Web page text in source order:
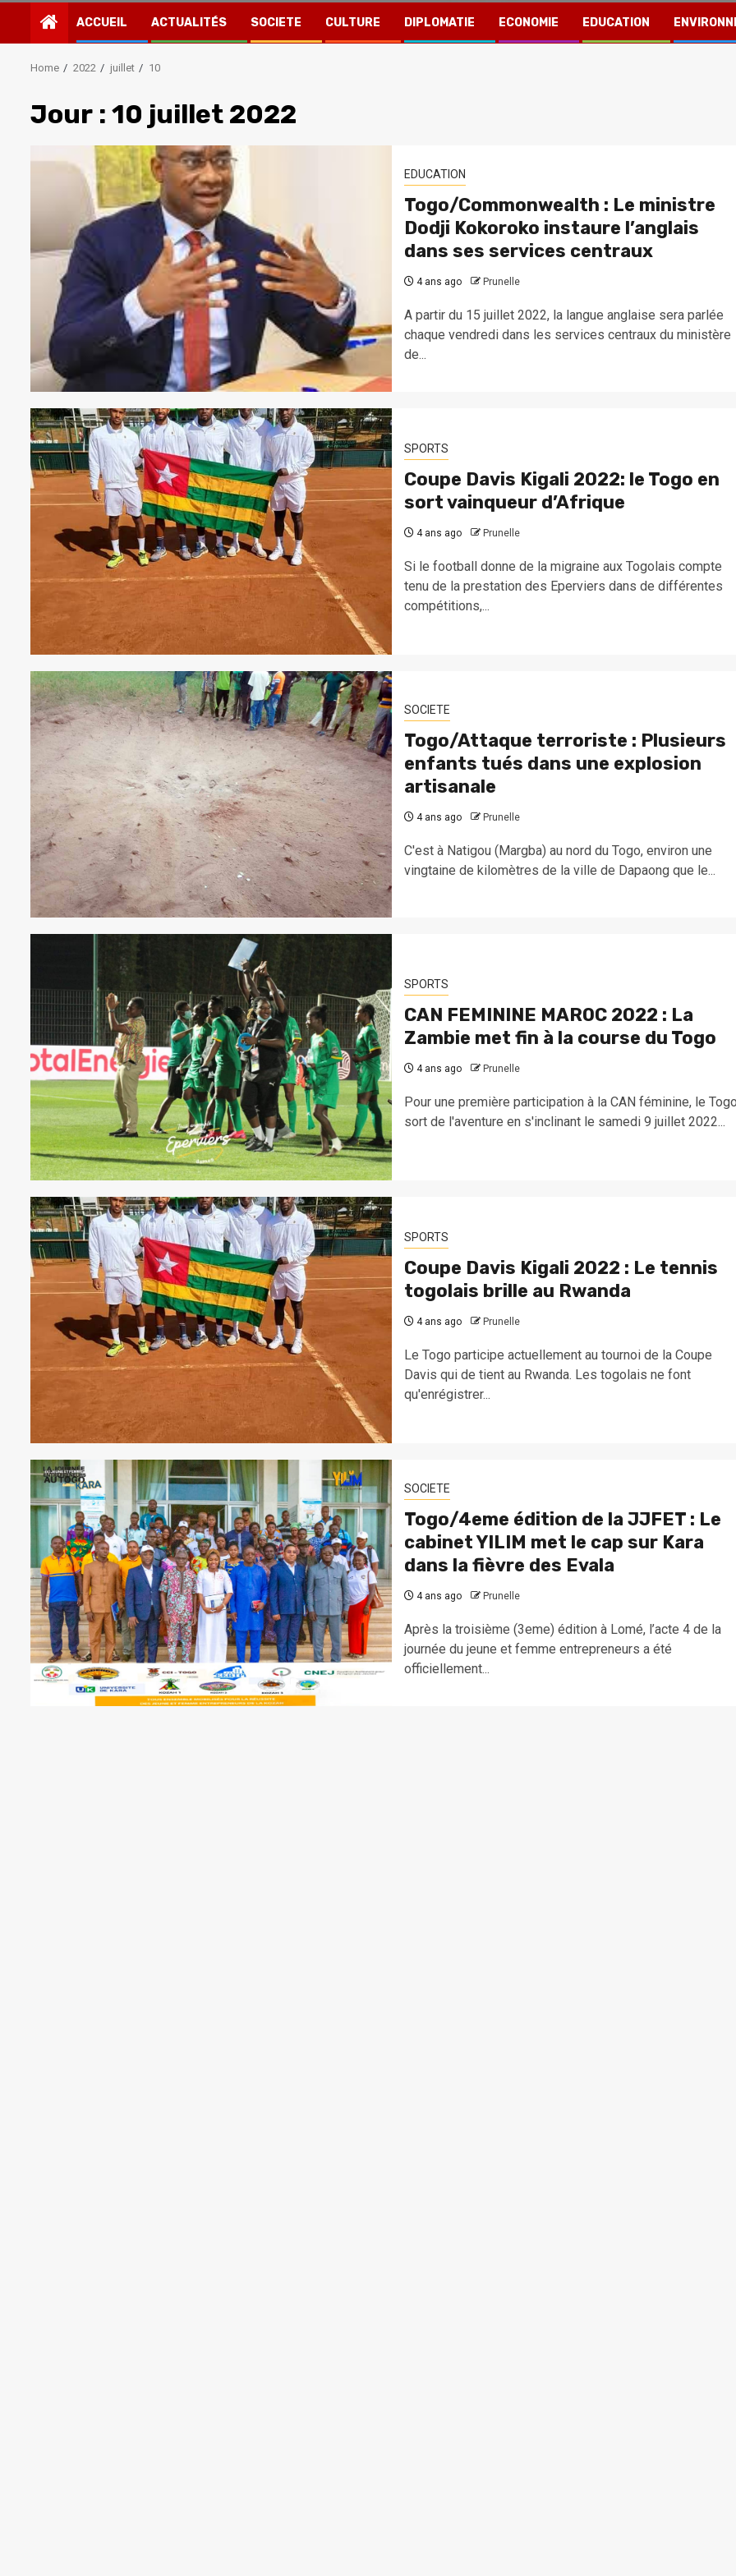
ACCUEIL ACTUALITÉS SOCIETE CULTURE DIPLOMATIE ECONOMIE EDUCATION
Home 2022 juillet 10
Jour : 10 juillet 2022
EDUCATION
Togo/Commonwealth : Le ministre
Dodji Kokoroko instaure l’anglais
dans ses services centraux
4 ans ago Prunelle
A partir du 15 juillet 2022, la langue anglaise sera parlée
chaque vendredi dans les services centraux du ministère
de...
SPORTS
Coupe Davis Kigali 2022: le Togo en
sort vainqueur d’Afrique
4 ans ago Prunelle
Si le football donne de la migraine aux Togolais compte
tenu de la prestation des Eperviers dans de différentes
compétitions,...
SOCIETE
Togo/Attaque terroriste : Plusieurs
enfants tués dans une explosion
artisanale
4 ans ago Prunelle
C'est à Natigou (Margba) au nord du Togo, environ une
vingtaine de kilomètres de la ville de Dapaong que le...
SPORTS
CAN FEMININE MAROC 2022 : La
Zambie met fin à la course du Togo
4 ans ago Prunelle
Pour une première participation à la CAN féminine, le
sort de l'aventure en s'inclinant le samedi 9 juillet 2022...
SPORTS
Coupe Davis Kigali 2022 : Le tennis
togolais brille au Rwanda
4 ans ago Prunelle
Le Togo participe actuellement au tournoi de la Coupe
Davis qui de tient au Rwanda. Les togolais ne font
qu'enrégistrer...
SOCIETE
Togo/4eme édition de la JJFET : Le
cabinet YILIM met le cap sur Kara
dans la fièvre des Evala
4 ans ago Prunelle
Après la troisième (3eme) édition à Lomé, l’acte 4 de la
journée du jeune et femme entrepreneurs a été
officiellement...